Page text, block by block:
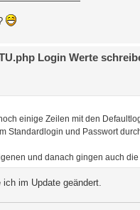
Login Werte
einige Zeilen mit den
Standardlogin und Passwort
und danach gingen auch
im Update geändert.